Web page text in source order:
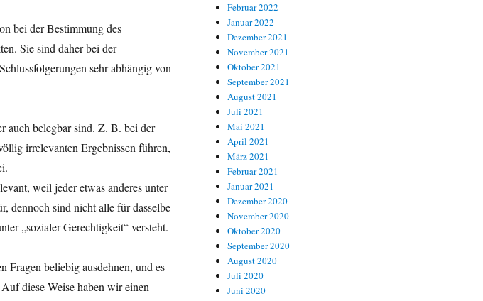
bei der Bestimmung des
Sie sind daher bei der
sehr abhängig von
auch belegbar sind. Z. B. bei der
irrelevanten Ergebnissen führen,
weil jeder etwas anderes unter
dennoch sind nicht alle für dasselbe
„sozialer Gerechtigkeit“ versteht.
Fragen beliebig ausdehnen, und es
diese Weise haben wir einen
Februar 2022
Januar 2022
Dezember 2021
November 2021
Oktober 2021
September 2021
August 2021
Juli 2021
Mai 2021
April 2021
März 2021
Februar 2021
Januar 2021
Dezember 2020
November 2020
Oktober 2020
September 2020
August 2020
Juli 2020
Juni 2020